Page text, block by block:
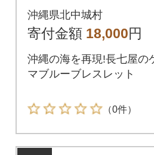
4 証明書付き
沖縄県北中城村
寄付金額 18,000円
沖縄の海を再現!長七屋の
マブルーブレスレット
（0件）